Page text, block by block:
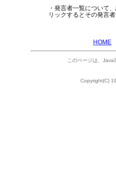
・発言者一覧について
リックするとその発言
HOME
このページは、
Copyright(C)